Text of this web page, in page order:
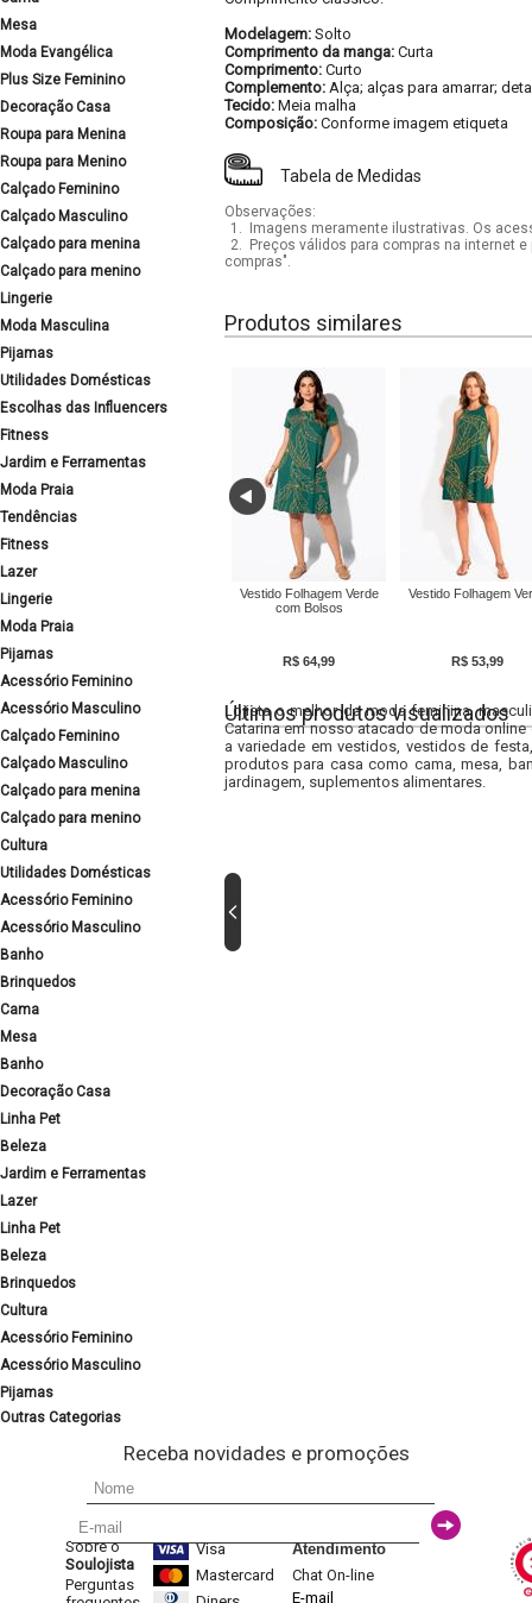
Mesa
Moda Evangélica
Plus Size Feminino
Decoração Casa
Roupa para Menina
Roupa para Menino
Calçado Feminino
Calçado Masculino
Calçado para menina
Calçado para menino
Lingerie
Moda Masculina
Pijamas
Utilidades Domésticas
Escolhas das Influencers
Fitness
Jardim e Ferramentas
Moda Praia
Tendências
Fitness
Lazer
Lingerie
Moda Praia
Pijamas
Acessório Feminino
Acessório Masculino
Calçado Feminino
Calçado Masculino
Calçado para menina
Calçado para menino
Cultura
Utilidades Domésticas
Acessório Feminino
Acessório Masculino
Banho
Brinquedos
Cama
Mesa
Banho
Decoração Casa
Linha Pet
Beleza
Jardim e Ferramentas
Lazer
Linha Pet
Beleza
Brinquedos
Cultura
Acessório Feminino
Acessório Masculino
Pijamas
Outras Categorias
Modelagem: Solto
Comprimento da manga: Curta
Comprimento: Curto
Complemento: Alça; alças para amarrar;
Tecido: Meia malha
Composição: Conforme imagem etiqueta
Tabela de Medidas
Observações:
1.
Imagens meramente ilustrativas. Os
2.
Preços válidos para compras na internet
compras".
Produtos similares
Vestido Folhagem Verde
com Bolsos
R$ 64,99
Vestido Folhagem
R$ 53,99
Últimos produtos visualizados
Lojista o melhor da moda feminina,
Catarina em nosso atacado de moda
a variedade em vestidos, vestidos de
produtos para casa como cama, mesa,
jardinagem, suplementos alimentares.
Receba novidades e promoções
Sobre o
Soulojista
Perguntas
Visa
Mastercard
Atendimento
Chat On-line
E-mail